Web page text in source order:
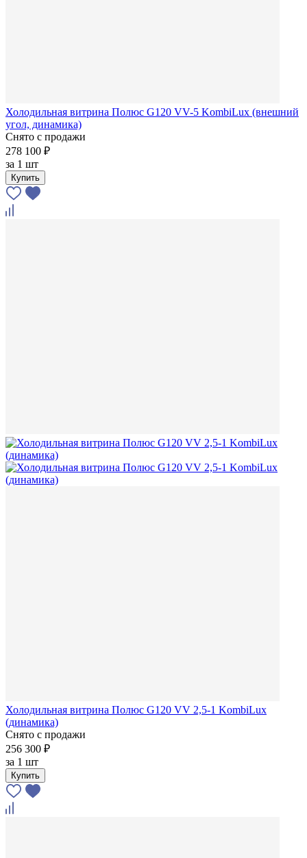
Холодильная витрина Полюс G120 VV-5 KombiLux (внешний
угол, динамика)
Снято с продажи
278 100 ₽
за 1 шт
Купить
Холодильная витрина Полюс G120 VV 2,5-1 KombiLux
(динамика)
Снято с продажи
256 300 ₽
за 1 шт
Купить